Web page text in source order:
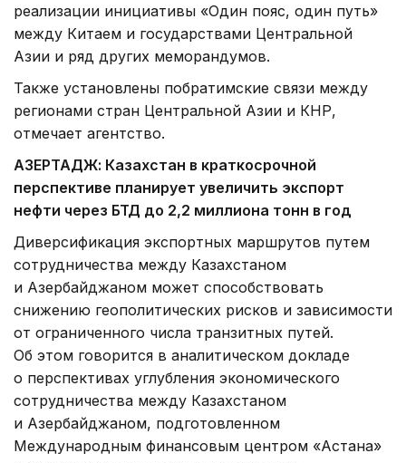
реализации инициативы «Один пояс, один путь»
между Китаем и государствами Центральной
Азии и ряд других меморандумов.
Также установлены побратимские связи между
регионами стран Центральной Азии и КНР,
отмечает агентство.
АЗЕРТАДЖ: Казахстан в краткосрочной
перспективе планирует увеличить экспорт
нефти через БТД до 2,2 миллиона тонн в год
Диверсификация экспортных маршрутов путем
сотрудничества между Казахстаном
и Азербайджаном может способствовать
снижению геополитических рисков и зависимости
от ограниченного числа транзитных путей.
Об этом говорится в аналитическом докладе
о перспективах углубления экономического
сотрудничества между Казахстаном
и Азербайджаном, подготовленном
Международным финансовым центром «Астана»